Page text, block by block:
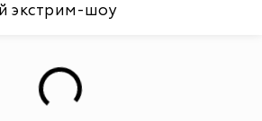
экстрим-шоу